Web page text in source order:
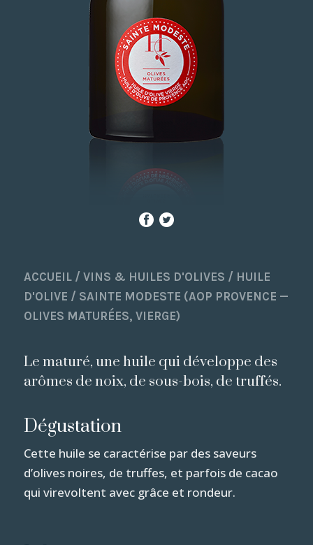
ACCUEIL/ VINS & HUILES D'OLIVES / HUILE
D'OLIVE / SAINTE MODESTE (AOP PROVENCE —
OLIVES MATURÉES, VIERGE)
Le maturé, une huile qui développe des
arômes de noix, de sous-bois, de truffés.
Dégustation
Cette huile se caractérise par des saveurs
d’olives noires, de truffes, et parfois de cacao
qui virevoltent avec grâce et rondeur.